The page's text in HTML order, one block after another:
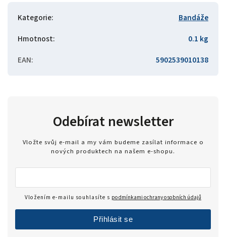
Kategorie:
Bandáže
Hmotnost:
0.1 kg
EAN: 5902539010138
Odebírat newsletter
Vložte svůj e-mail a my vám budeme zasílat informace o
nových produktech na našem e-shopu.
Vložením e-mailu souhlasíte s podmínkami ochrany osobních údajů
Přihlásit se